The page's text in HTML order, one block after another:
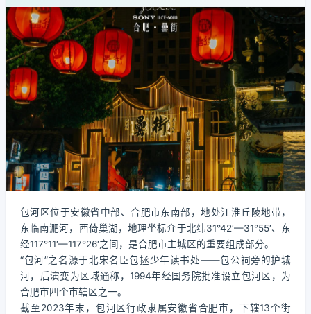
包河区位于安徽省中部、合肥市东南部，地处江淮丘陵地带，
东临南淝河，西倚巢湖，地理坐标介于北纬31°42′—31°55′、东
经117°11′—117°26′之间，是合肥市主城区的重要组成部分。
“包河”之名源于北宋名臣包拯少年读书处——包公祠旁的护城
河，后演变为区域通称，1994年经国务院批准设立包河区，为
合肥市四个市辖区之一。
截至2023年末，包河区行政隶属安徽省合肥市，下辖13个街